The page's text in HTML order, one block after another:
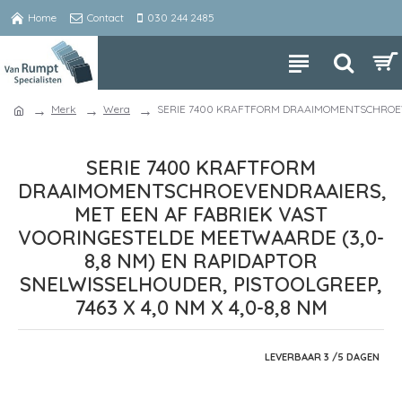
Home Contact 030 244 2485
Merk Wera SERIE 7400 KRAFTFORM
SERIE 7400 KRAFTFORM
DRAAIMOMENTSCHROEVENDRAAIERS,
MET EEN AF FABRIEK VAST
VOORINGESTELDE MEETWAARDE (3,0-
8,8 NM) EN RAPIDAPTOR
SNELWISSELHOUDER, PISTOOLGREEP,
7463 X 4,0 NM X 4,0-8,8 NM
LEVERBAAR 3 /5 DAGEN